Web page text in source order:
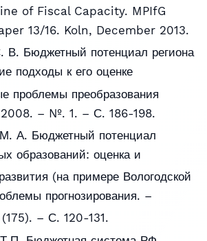
of Fiscal Capacity. MPIfG
13/16. Koln, December 2013.
В. Бюджетный потенциал региона
подходы к его оценке
проблемы преобразования
2008. – №. 1. – С. 186-198.
А. Бюджетный потенциал
образований: оценка и
(на примере Вологодской
прогнозирования. –
– С. 120-131.